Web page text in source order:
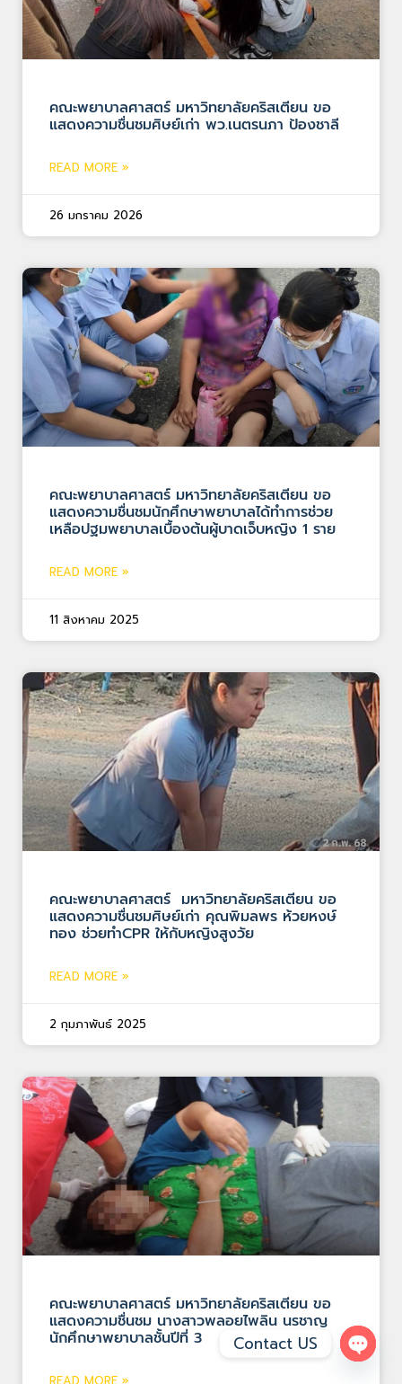
คณะพยาบาลศาสตร์ มหาวิทยาลัยคริสเตียน ขอ
แสดงความชื่นชมศิษย์เก่า พว.เนตรนภา ป้องชาลี
READ MORE »
26 มกราคม 2026
คณะพยาบาลศาสตร์ มหาวิทยาลัยคริสเตียน ขอ
แสดงความชื่นชมนักศึกษาพยาบาลได้ทำการช่วย
เหลือปฐมพยาบาลเบื้องต้นผู้บาดเจ็บหญิง 1 ราย
READ MORE »
11 สิงหาคม 2025
คณะพยาบาลศาสตร์ มหาวิทยาลัยคริสเตียน ขอ
แสดงความชื่นชมศิษย์เก่า คุณพิมลพร ห้วยหงษ์
ทอง ช่วยทำCPR ให้กับหญิงสูงวัย
READ MORE »
2 กุมภาพันธ์ 2025
คณะพยาบาลศาสตร์ มหาวิทยาลัยคริสเตียน ขอ
แสดงความชื่นชม นางสาวพลอยไพลิน นรชาญ
นักศึกษาพยาบาลชั้นปีที่ 3 Contact US